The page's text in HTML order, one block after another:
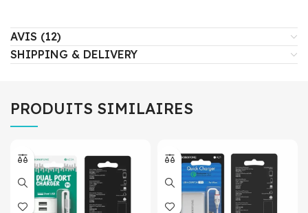
AVIS (12)
SHIPPING & DELIVERY
PRODUITS SIMILAIRES